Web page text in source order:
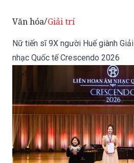
Văn hóa/Giải trí
Nữ tiến sĩ 9X người Huế giành
nhạc Quốc tế Crescendo 2026